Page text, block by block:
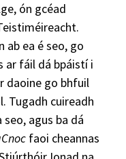
ón gcéad
ab ea é seo, go
ar fáil dá bpáistí i
daoine go bhfuil
Tugadh cuireadh
agus ba dá
faoi cheannas